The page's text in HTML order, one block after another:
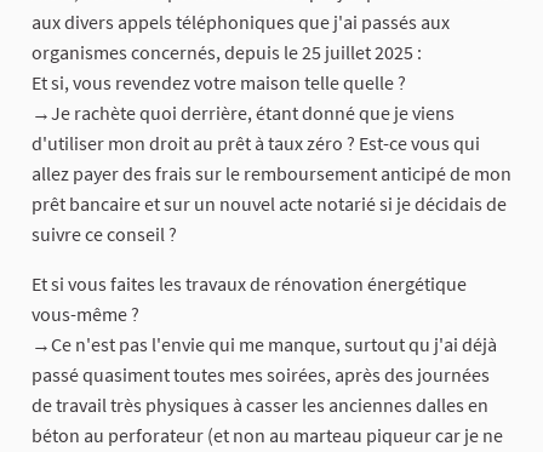
aux divers appels téléphoniques que j'ai passés aux
organismes concernés, depuis le 25 juillet 2025 :
Et si, vous revendez votre maison telle quelle ?
→Je rachète quoi derrière, étant donné que je viens
d'utiliser mon droit au prêt à taux zéro ? Est-ce vous qui
allez payer des frais sur le remboursement anticipé de mon
prêt bancaire et sur un nouvel acte notarié si je décidais de
suivre ce conseil ?
Et si vous faites les travaux de rénovation énergétique
vous-même ?
→Ce n'est pas l'envie qui me manque, surtout qu j'ai déjà
passé quasiment toutes mes soirées, après des journées
de travail très physiques à casser les anciennes dalles en
béton au perforateur (et non au marteau piqueur car je ne